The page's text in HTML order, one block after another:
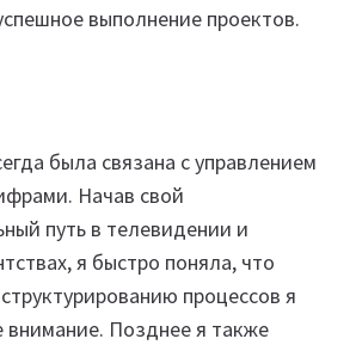
выполнение проектов.‎
была связана с управлением
Начав свой
путь в телевидении и
я быстро поняла, что
процессов я
Позднее я также